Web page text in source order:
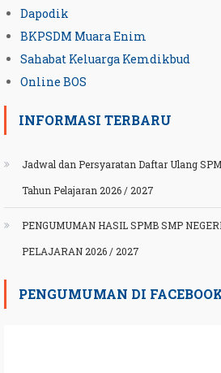
Dapodik
BKPSDM Muara Enim
Sahabat Keluarga Kemdikbud
Online BOS
INFORMASI TERBARU
Jadwal dan Persyaratan Daftar Ulang
Tahun Pelajaran 2026 / 2027
PENGUMUMAN HASIL SPMB SMP
PELAJARAN 2026 / 2027
PENGUMUMAN DI